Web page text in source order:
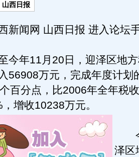
山西日报
闻网 山西日报 进入论坛
年11月20日，迎泽区地方
56908万元，完成年度计划
百分点，比2006年全年税
增收10238万元。
今
泽区